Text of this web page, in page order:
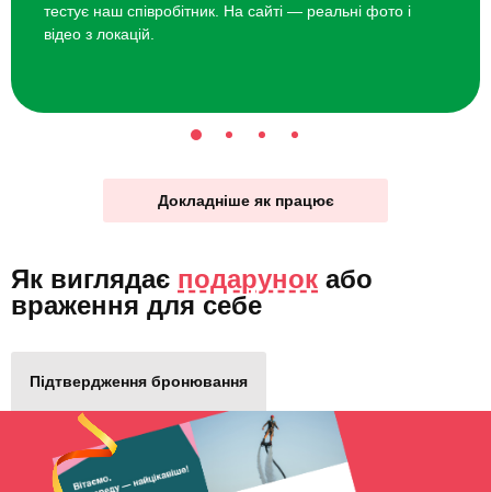
тестує наш співробітник. На сайті — реальні фото і
відео з локацій.
Докладніше як працює
Як виглядає подарунок або
враження для себе
Підтвердження бронювання